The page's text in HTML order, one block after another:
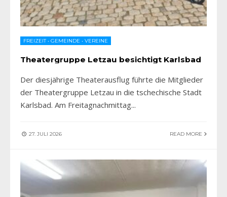
FREIZEIT• GEMEINDE • VEREINE
Theatergruppe Letzau besichtigt Karlsbad
Der diesjährige Theaterausflug führte die Mitglieder
der Theatergruppe Letzau in die tschechische Stadt
Karlsbad. Am Freitagnachmittag...
27. JULI 2026 READ MORE